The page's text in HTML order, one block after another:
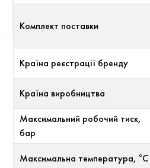
Комплект поставки
Країна реєстрації бренду
Країна виробництва
Максимальний робочий тиск,
бар
Максимальна температура, °С